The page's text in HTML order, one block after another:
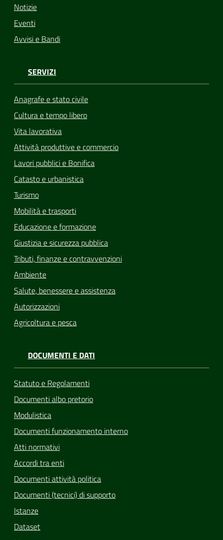
Notizie
Eventi
Avvisi e Bandi
SERVIZI
Anagrafe e stato civile
Cultura e tempo libero
Vita lavorativa
Attività produttive e commercio
Lavori pubblici e Bonifica
Catasto e urbanistica
Turismo
Mobilità e trasporti
Educazione e formazione
Giustizia e sicurezza pubblica
Tributi, finanze e contravvenzioni
Ambiente
Salute, benessere e assistenza
Autorizzazioni
Agricoltura e pesca
DOCUMENTI E DATI
Statuto e Regolamenti
Documenti albo pretorio
Modulistica
Documenti funzionamento interno
Atti normativi
Accordi tra enti
Documenti attività politica
Documenti (tecnici) di supporto
Istanze
Dataset